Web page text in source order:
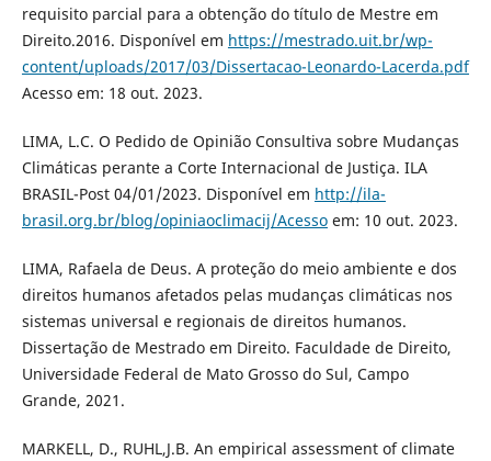
requisito parcial para a obtenção do título de Mestre em
Direito.2016. Disponível em https://mestrado.uit.br/wp-
content/uploads/2017/03/Dissertacao-Leonardo-Lacerda.pdf
Acesso em: 18 out. 2023.
LIMA, L.C. O Pedido de Opinião Consultiva sobre Mudanças
Climáticas perante a Corte Internacional de Justiça. ILA
BRASIL-Post 04/01/2023. Disponível em http://ila-
brasil.org.br/blog/opiniaoclimacij/Acessoem: 10 out. 2023.
LIMA, Rafaela de Deus. A proteção do meio ambiente e dos
direitos humanos afetados pelas mudanças climáticas nos
sistemas universal e regionais de direitos humanos.
Dissertação de Mestrado em Direito. Faculdade de Direito,
Universidade Federal de Mato Grosso do Sul, Campo
Grande, 2021.
MARKELL, D., RUHL,J.B. An empirical assessment of climate